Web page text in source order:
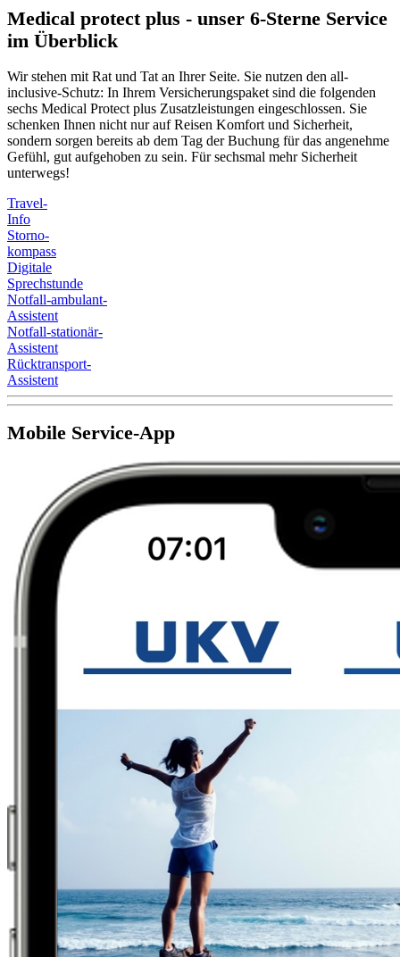
Medical protect plus - unser 6-Sterne Service
im Überblick
Wir stehen mit Rat und Tat an Ihrer Seite. Sie nutzen den all-
inclusive-Schutz: In Ihrem Versicherungspaket sind die folgenden
sechs Medical Protect plus Zusatzleistungen eingeschlossen. Sie
schenken Ihnen nicht nur auf Reisen Komfort und Sicherheit,
sondern sorgen bereits ab dem Tag der Buchung für das angenehme
Gefühl, gut aufgehoben zu sein. Für sechsmal mehr Sicherheit
unterwegs!
Travel-
Info
Storno-
kompass
Digitale
Sprechstunde
Notfall-ambulant-
Assistent
Notfall-stationär-
Assistent
Rücktransport-
Assistent
Mobile Service-App